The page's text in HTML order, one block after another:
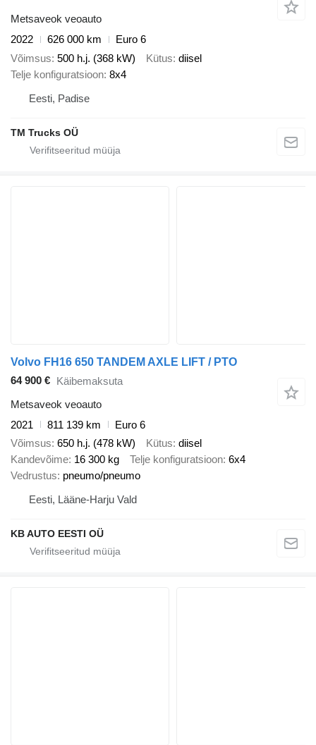
Metsaveok veoauto
2022
626 000 km
Euro 6
Võimsus 500 h.j. (368 kW) Kütus diisel
Telje konfiguratsioon 8x4
Eesti, Padise
TM Trucks OÜ
Volvo FH16 650 TANDEM AXLE LIFT / PTO
64 900 € Käibemaksuta
Metsaveok veoauto
2021
811 139 km
Euro 6
Võimsus 650 h.j. (478 kW) Kütus diisel
Kandevõime 16 300 kg Telje konfiguratsioon 6x4
Vedrustus pneumo/pneumo
Eesti, Lääne-Harju Vald
KB AUTO EESTI OÜ